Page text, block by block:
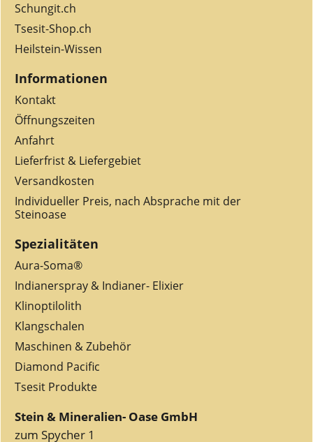
Schungit.ch
Tsesit-Shop.ch
Heilstein-Wissen
Informationen
Kontakt
Öffnungszeiten
Anfahrt
Lieferfrist & Liefergebiet
Versandkosten
Individueller Preis, nach Absprache mit der
Steinoase
Spezialitäten
Aura-Soma®
Indianerspray & Indianer- Elixier
Klinoptilolith
Klangschalen
Maschinen & Zubehör
Diamond Pacific
Tsesit Produkte
Stein & Mineralien- Oase GmbH
zum Spycher 1